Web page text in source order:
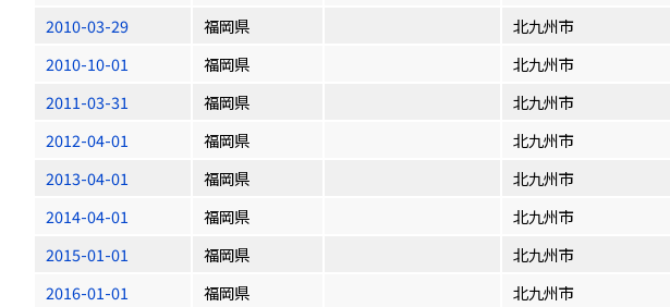
2010-03-29
福岡県 北九州市
2010-10-01
福岡県 北九州市
2011-03-31
福岡県 北九州市
2012-04-01
福岡県 北九州市
2013-04-01
福岡県 北九州市
2014-04-01
福岡県 北九州市
2015-01-01
福岡県 北九州市
2016-01-01
福岡県 北九州市